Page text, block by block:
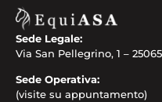
Sede Legale:
Via San Pellegrino, 1 –
Sede Operativa:
(visite su appuntamento)